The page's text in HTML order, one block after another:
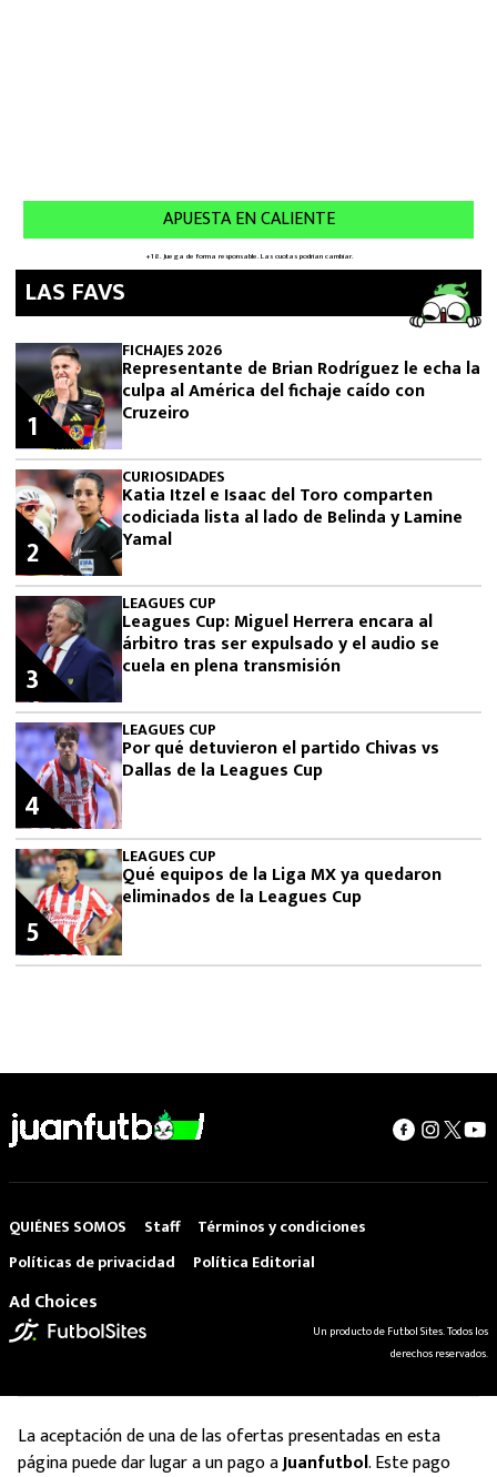
LAS FAVS
FICHAJES 2026
Representante de Brian Rodríguez le echa la
culpa al América del fichaje caído con
Cruzeiro
1
CURIOSIDADES
Katia Itzel e Isaac del Toro comparten
codiciada lista al lado de Belinda y Lamine
Yamal
2
LEAGUES CUP
Leagues Cup: Miguel Herrera encara al
árbitro tras ser expulsado y el audio se
cuela en plena transmisión
3
LEAGUES CUP
Por qué detuvieron el partido Chivas vs
Dallas de la Leagues Cup
4
LEAGUES CUP
Qué equipos de la Liga MX ya quedaron
eliminados de la Leagues Cup
5
QUIÉNES SOMOS Staff
Términos y condiciones
Políticas de privacidad
Política Editorial
Ad Choices
Un producto de Futbol Sites. Todos los
derechos reservados.
La aceptación de una de las ofertas presentadas en esta
página puede dar lugar a un pago aJuanfutbol. Este pago